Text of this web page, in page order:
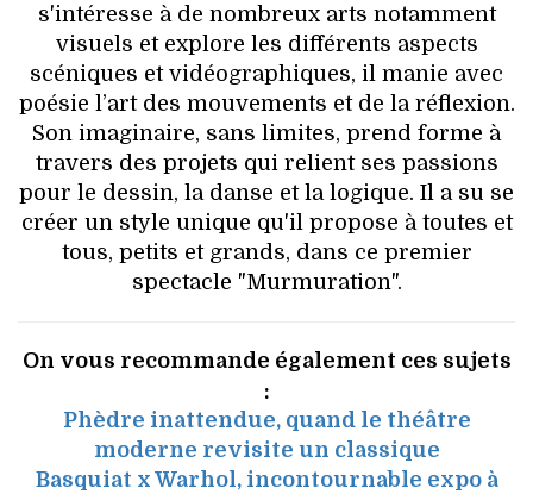
s'intéresse à de nombreux arts notamment
visuels et explore les différents aspects
scéniques et vidéographiques, il manie avec
poésie l’art des mouvements et de la réflexion.
Son imaginaire, sans limites, prend forme à
travers des projets qui relient ses passions
pour le dessin, la danse et la logique. Il a su se
créer un style unique qu'il propose à toutes et
tous, petits et grands, dans ce premier
spectacle "Murmuration".
On vous recommande également ces sujets
:
Phèdre inattendue, quand le théâtre
moderne revisite un classique
Basquiat x Warhol, incontournable expo à